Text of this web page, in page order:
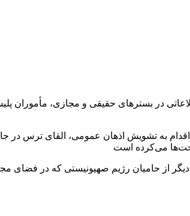
در بسترهای حقیقی و مجازی، مأموران
به تشویش اذهان عمومی، القای ترس در
می‌کرده است
از حامیان رژیم صهیونیستی که در فضای